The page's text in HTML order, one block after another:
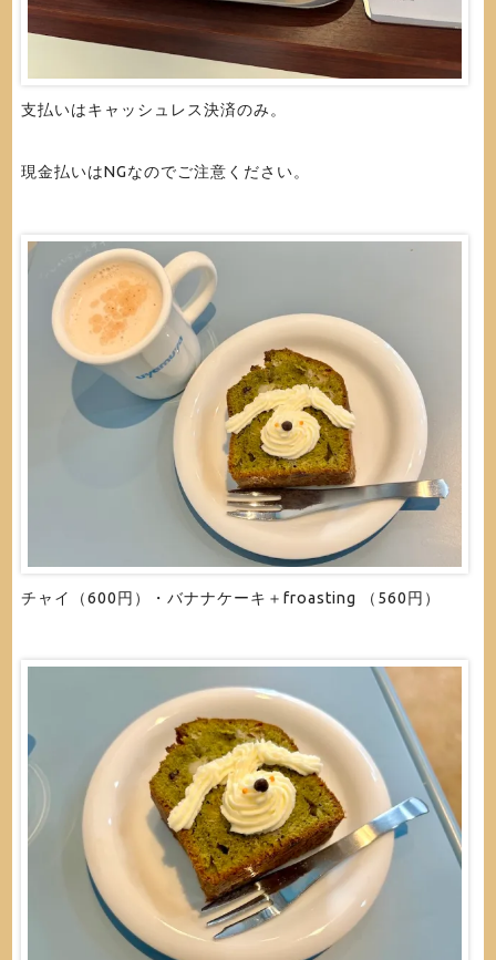
支払いはキャッシュレス決済のみ。
現金払いはNGなのでご注意ください。
チャイ（600円）・バナナケーキ＋froasting （560円）